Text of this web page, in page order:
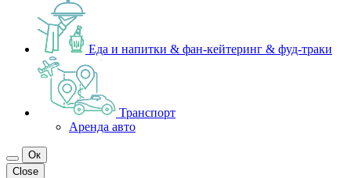
Еда и напитки & фан-кейтеринг & фуд-траки
Транспорт
Аренда авто
Ок
Close